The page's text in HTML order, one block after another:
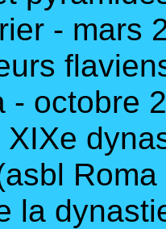
- mars
- octobre
XIXe
la